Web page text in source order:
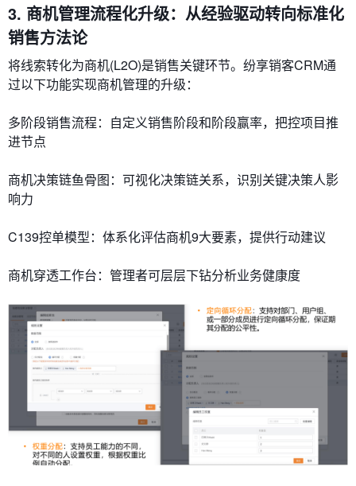
3. 商机管理流程化升级：从经验驱动转向标准化
销售方法论
将线索转化为商机(L2O)是销售关键环节。纷享销客CRM通
过以下功能实现商机管理的升级：
​​多阶段销售流程​​：自定义销售阶段和阶段赢率，把控项目推
进节点
​​商机决策链鱼骨图​​：可视化决策链关系，识别关键决策人影
响力
​​C139控单模型​​：体系化评估商机9大要素，提供行动建议
​​商机穿透工作台​​：管理者可层层下钻分析业务健康度